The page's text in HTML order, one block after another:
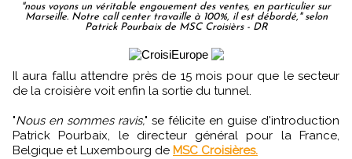
"nous voyons un véritable engouement des ventes, en particulier sur
Marseille. Notre call center travaille à 100%, il est débordé," selon
Patrick Pourbaix de MSC Croisièrs - DR
Il aura fallu attendre près de 15 mois pour que le secteur
de la croisière voit enfin la sortie du tunnel.
"Nous en sommes ravis," se félicite en guise d'introduction
Patrick Pourbaix, le directeur général pour la France,
Belgique et Luxembourg de MSC Croisières.